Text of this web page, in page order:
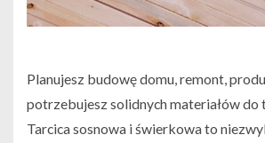
Planujesz budowę domu, remont,
potrzebujesz solidnych materiałów do
Tarcica sosnowa i świerkowa to